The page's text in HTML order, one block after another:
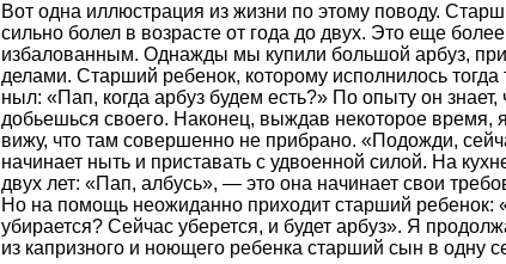
Вот одна иллюстрация из жизни по этому поводу.
сильно болел в возрасте от года до двух. Это еще
избалованным. Однажды мы купили большой арбуз,
делами. Старший ребенок, которому исполнилось
ныл: «Пап, когда арбуз будем есть?» По опыту он
добьешься своего. Наконец, выждав некоторое
вижу, что там совершенно не прибрано. «Подожди,
начинает ныть и приставать с удвоенной силой. На
двух лет: «Пап, албусь», — это она начинает свои
Но на помощь неожиданно приходит старший ребенок:
убирается? Сейчас уберется, и будет арбуз». Я
из капризного и ноющего ребенка старший сын в одну